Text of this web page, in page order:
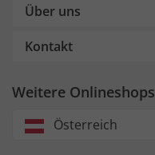
Über uns
Kontakt
Weitere Onlineshops
Österreich